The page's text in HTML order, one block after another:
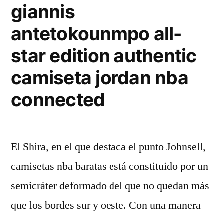
giannis
antetokounmpo all-
star edition authentic
camiseta jordan nba
connected
El Shira, en el que destaca el punto Johnsell,
camisetas nba baratas está constituido por un
semicráter deformado del que no quedan más
que los bordes sur y oeste. Con una manera